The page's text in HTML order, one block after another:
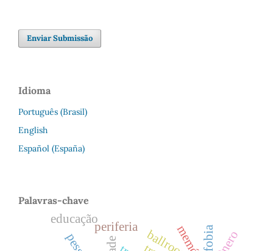
Enviar Submissão
Idioma
Português (Brasil)
English
Español (España)
Palavras-chave
periferia
educação